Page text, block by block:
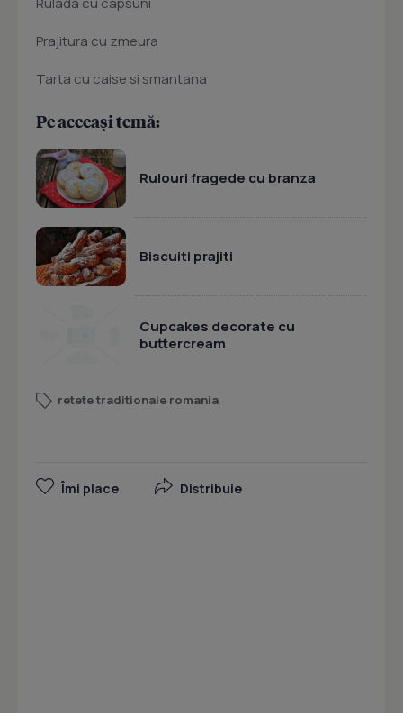
Prajitura cu zmeura
Tarta cu caise si smantana
Pe aceeași temă:
Rulouri fragede cu branza
Biscuiti prajiti
Cupcakes decorate cu
buttercream
retete traditionale romania
Îmi place Distribuie